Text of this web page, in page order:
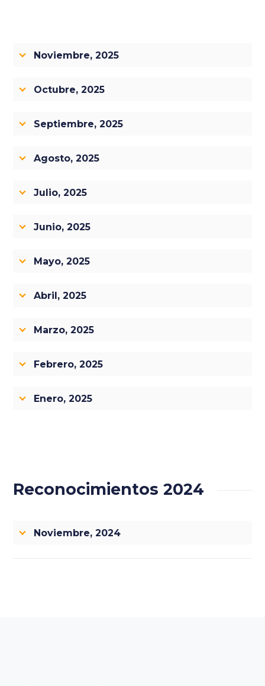
Noviembre, 2025
Octubre, 2025
Septiembre, 2025
Agosto, 2025
Julio, 2025
Junio, 2025
Mayo, 2025
Abril, 2025
Marzo, 2025
Febrero, 2025
Enero, 2025
Reconocimientos 2024
Noviembre, 2024